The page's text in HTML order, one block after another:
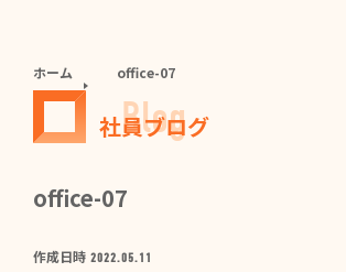
ホーム office-07
Blog
社員ブログ
office-07
作成日時 2022.05.11